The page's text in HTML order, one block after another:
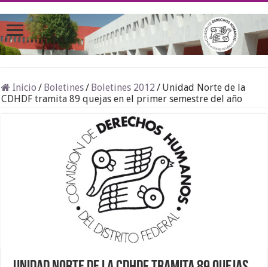
Inicio / Boletines/ Boletines 2012 / Unidad Norte de la
CDHDF tramita 89 quejas en el primer semestre del año